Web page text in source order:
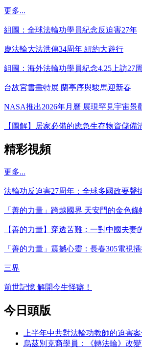
更多...
組圖：全球法輪功學員紀念反迫害27年
慶法輪大法洪傳34周年 紐約大遊行
組圖：海外法輪功學員紀念4.25上訪27
台故宮書畫特展 蘭亭序與駿馬迎新春
NASA推出2026年月曆 展現罕見宇宙景
【圖解】居家必備的應急生存物資儲備
精彩視頻
更多...
法輪功反迫害27周年：全球多國政要聲
「善的力量」跨越國界 天安門的金色條
【善的力量】穿透苦難：一對中國夫妻
「善的力量」震撼心靈：長春305電視
三界
前世記憶 解開今生怪癖！
今日頭版
上半年中共對法輪功教師的迫害案
烏茲別克裔學員：《轉法輪》改